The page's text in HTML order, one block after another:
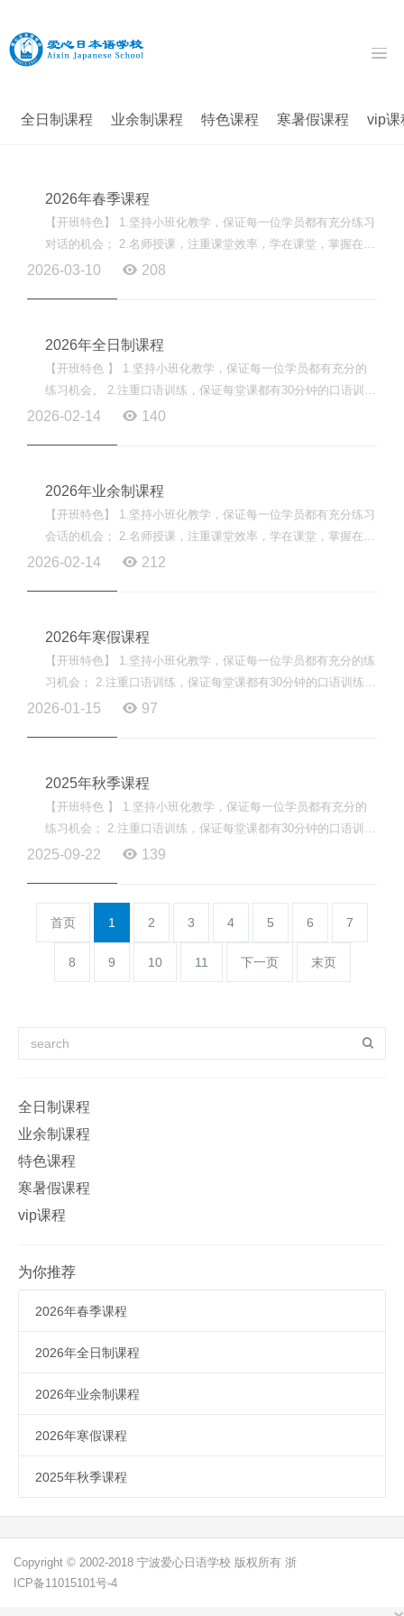
全日制课程 业余制课程 特色课程 寒暑假课程 vip课
2026年春季课程
【开班特色】 1.坚持小班化教学，保证每一位学员都有充分练习
对话的机会； 2.名师授课，注重课堂效率，学在课堂，掌握在课
堂； 3.采用线上线下同步教学，消除学员缺课和课后复习...
2026-03-10 208
2026年全日制课程
【开班特色 】 1.坚持小班化教学，保证每一位学员都有充分的
练习机会。 2.注重口语训练，保证每堂课都有30分钟的口语训练
时间。 3.注重课堂效率，学在课堂，掌握在课堂。 4.为学员...
2026-02-14 140
2026年业余制课程
【开班特色】 1.坚持小班化教学，保证每一位学员都有充分练习
会话的机会； 2.名师授课，注重课堂效率，学在课堂，掌握在课
堂； 3.采用线上线下同步教学，消除学员缺课和课后复习...
2026-02-14 212
2026年寒假课程
【开班特色】 1.坚持小班化教学，保证每一位学员都有充分的练
习机会； 2.注重口语训练，保证每堂课都有30分钟的口语训练时
间； 3.注重课堂效率，学在课堂，掌握在课堂； 4.为学员...
2026-01-15 97
2025年秋季课程
【开班特色 】 1.坚持小班化教学，保证每一位学员都有充分的
练习机会； 2.注重口语训练，保证每堂课都有30分钟的口语训练
时间； 3.注重课堂效率，学在课堂，掌握在课堂； 4.为学员...
2025-09-22 139
首页 1 2 3 4 5 6 7
8 9 10 11 下一页 末页
全日制课程
业余制课程
特色课程
寒暑假课程
vip课程
为你推荐
2026年春季课程
2026年全日制课程
2026年业余制课程
2026年寒假课程
2025年秋季课程
Copyright © 2002-2018 宁波爱心日语学校 版权所有 浙
ICP备11015101号-4